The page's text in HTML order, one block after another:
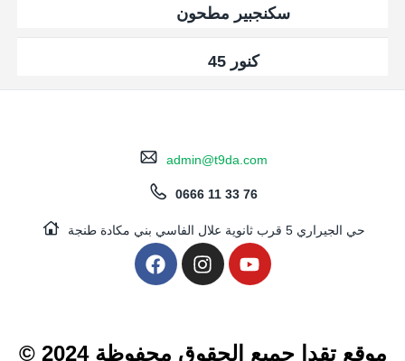
سكنجبير مطحون
كنور 45
admin@t9da.com
0666 11 33 76
حي الجيراري 5 قرب ثانوية علال الفاسي بني مكادة طنجة
© 2024 موقع تقدا جميع الحقوق محفوظة